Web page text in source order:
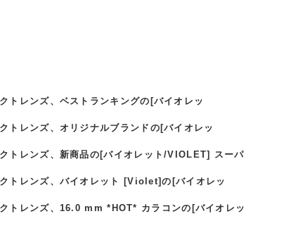
トレンズ、ベストランキングの[バイオレッ
トレンズ、オリジナルブランドの[バイオレッ
トレンズ、新商品の[バイオレット/VIOLET] スーパ
トレンズ、バイオレット [Violet]の[バイオレッ
トレンズ、16.0 mm *HOT* カラコンの[バイオレッ